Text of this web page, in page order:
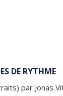
DE RYTHME
par Jonas